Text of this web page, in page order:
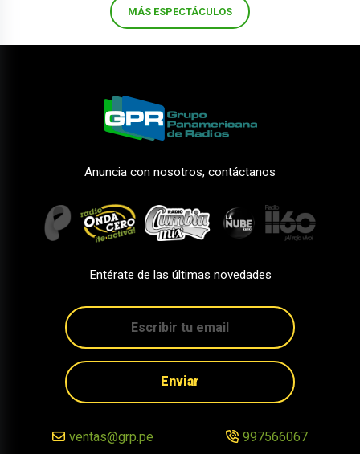
MÁS ESPECTÁCULOS
Anuncia con nosotros, contáctanos
Entérate de las últimas novedades
Enviar
ventas@grp.pe 997566067